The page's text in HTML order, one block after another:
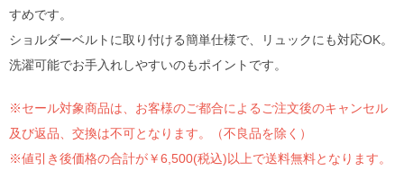
すめです。
ショルダーベルトに取り付ける簡単仕様で、リュックにも対応OK。
洗濯可能でお手入れしやすいのもポイントです。
※セール対象商品は、お客様のご都合によるご注文後のキャンセル
及び返品、交換は不可となります。（不良品を除く）
※値引き後価格の合計が￥6,500(税込)以上で送料無料となります。